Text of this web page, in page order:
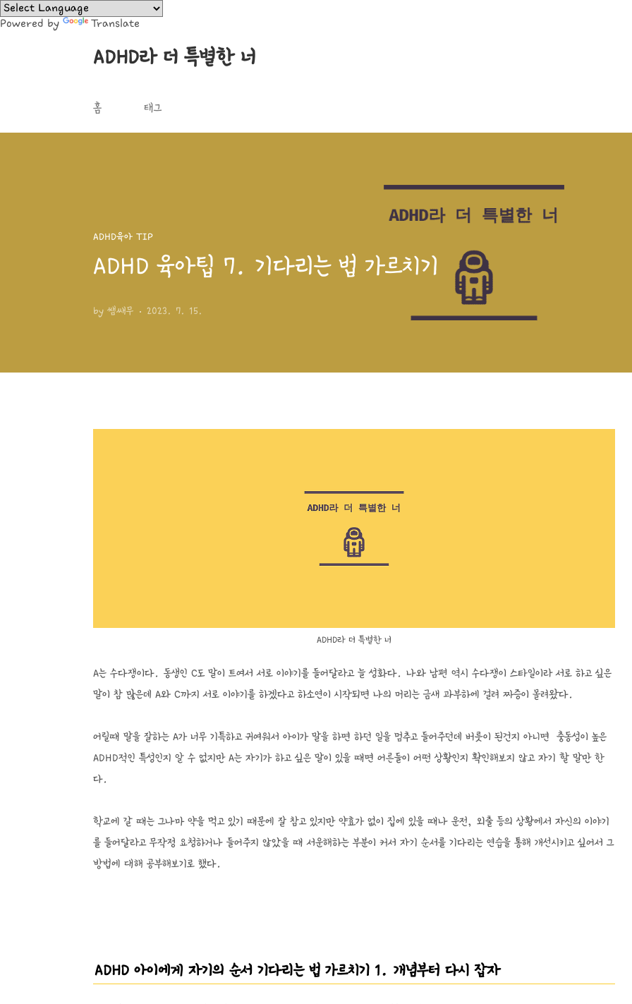
Powered by Translate
본문 바로가기
ADHD라 더 특별한 너
홈 태그
ADHD육아 TIP
ADHD 육아팁 7. 기다리는 법 가르치기
by 쌤쌔무 2023. 7. 15.
ADHD라 더 특별한 너
A는 수다쟁이다. 동생인 C도 말이 트여서 서로 이야기를 들어달라고 늘 성화다. 나와 남편 역시 수다쟁이 스타일이라 서로 하고 싶은
말이 참 많은데 A와 C까지 서로 이야기를 하겠다고 하소연이 시작되면 나의 머리는 금새 과부하에 걸려 짜증이 몰려왔다.
어릴때 말을 잘하는 A가 너무 기특하고 귀여워서 아이가 말을 하면 하던 일을 멈추고 들어주던데 버릇이 된건지 아니면 충동성이 높은
ADHD적인 특성인지 알 수 없지만 A는 자기가 하고 싶은 말이 있을 때면 어른들이 어떤 상황인지 확인해보지 않고 자기 할 말만 한
다.
학교에 갈 때는 그나마 약을 먹고 있기 때문에 잘 참고 있지만 약효가 없이 집에 있을 때나 운전, 외출 등의 상황에서 자신의 이야기
를 들어달라고 무작정 요청하거나 들어주지 않았을 때 서운해하는 부분이 커서 자기 순서를 기다리는 연습을 통해 개선시키고 싶어서 그
방법에 대해 공부해보기로 했다.
ADHD 아이에게 자기의 순서 기다리는 법 가르치기 1. 개념부터 다시 잡자